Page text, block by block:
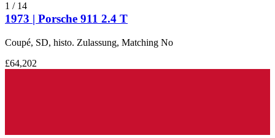
1 / 14
1973 | Porsche 911 2.4 T
Coupé, SD, histo. Zulassung, Matching No
£64,202